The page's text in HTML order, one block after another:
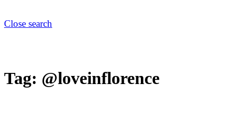
Close search
Tag: @loveinflorence